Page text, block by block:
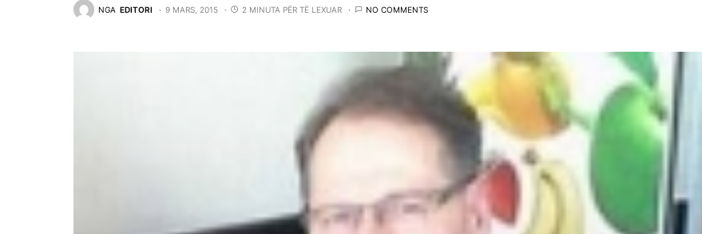
NGA EDITORI 9 MARS, 2015 2 MINUTA PËR TË LEXUAR NO COMMENTS